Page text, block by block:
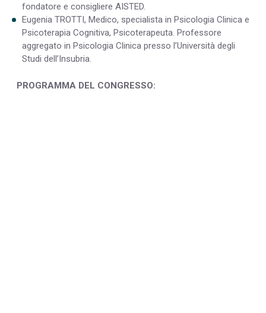
fondatore e consigliere AISTED.
Eugenia TROTTI, Medico, specialista in Psicologia Clinica e
Psicoterapia Cognitiva, Psicoterapeuta. Professore
aggregato in Psicologia Clinica presso l’Università degli
Studi dell’Insubria.
PROGRAMMA DEL CONGRESSO: